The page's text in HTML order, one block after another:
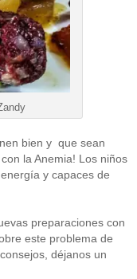
bien y que sean
la Anemia! Los niños
y capaces de
preparaciones con
este problema de
déjanos un